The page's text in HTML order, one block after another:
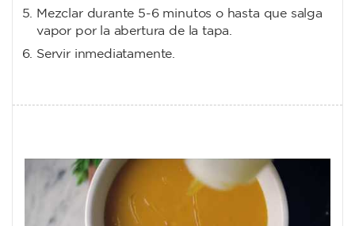
Mezclar durante 5-6 minutos o hasta que salga
vapor por la abertura de la tapa.
Servir inmediatamente.